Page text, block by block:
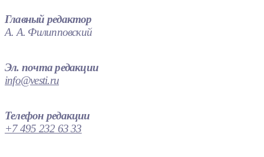
Главный редактор
А. А. Филипповский
Эл. почта редакции
info@vesti.ru
Телефон редакции
+7 495 232 63 33